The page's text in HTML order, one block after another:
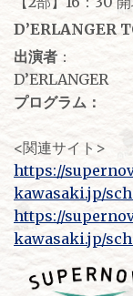
D’ERLANGER
出演者 ：
D’ERLANGER
プログラム：
<関連サイト>
https://
kawasaki.jp/
https://
kawasaki.jp/